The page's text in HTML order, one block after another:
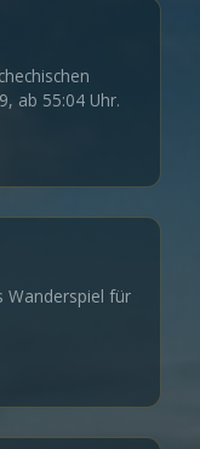
ab 55:04 Uhr.
Wanderspiel für